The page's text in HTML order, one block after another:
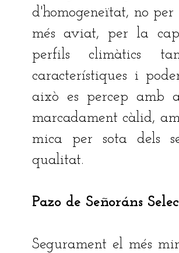
d'homogeneïtat, no
més aviat, per la
perfils climàtics
característiques i
això es percep amb
marcadament càlid,
mica per sota dels
qualitat.
Pazo de Señoráns
Segurament el més